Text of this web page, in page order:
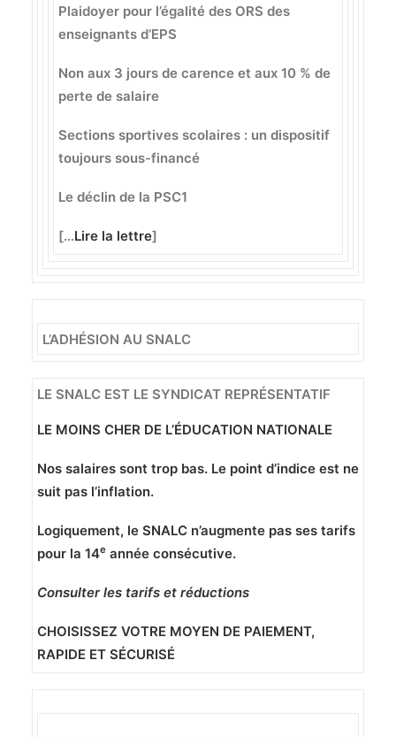
Plaidoyer pour l’égalité des ORS des
enseignants d’EPS
Non aux 3 jours de carence et aux 10 % de
perte de salaire
Sections sportives scolaires : un dispositif
toujours sous-financé
Le déclin de la PSC1
[…Lire la lettre]
L’ADHÉSION AU SNALC
LE SNALC EST LE SYNDICAT REPRÉSENTATIF
LE MOINS CHER DE L’ÉDUCATION NATIONALE
Nos salaires sont trop bas. Le point d’indice est ne
suit pas l’inflation.
Logiquement, le SNALC n’augmente pas ses tarifs
pour la 14e année consécutive.
Consulter les tarifs et réductions
CHOISISSEZ VOTRE MOYEN DE PAIEMENT,
RAPIDE ET SÉCURISÉ